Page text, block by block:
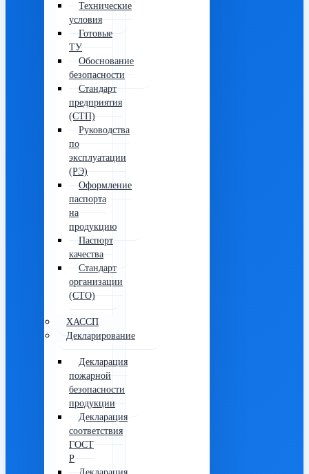
Технические
условия
Готовые
ТУ
Обоснование
безопасности
Стандарт
предприятия
(СТП)
Руководства
по
эксплуатации
(РЭ)
Оформление
паспорта
на
продукцию
Паспорт
качества
Стандарт
организации
(СТО)
ХАССП
Декларирование
Декларация
пожарной
безопасности
продукции
Декларация
соответствия
ГОСТ
Р